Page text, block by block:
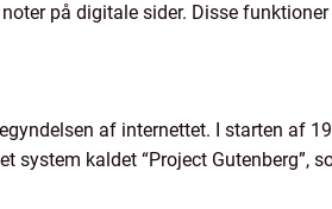
på digitale sider. Disse
af internettet. I starten af
system kaldet “Project